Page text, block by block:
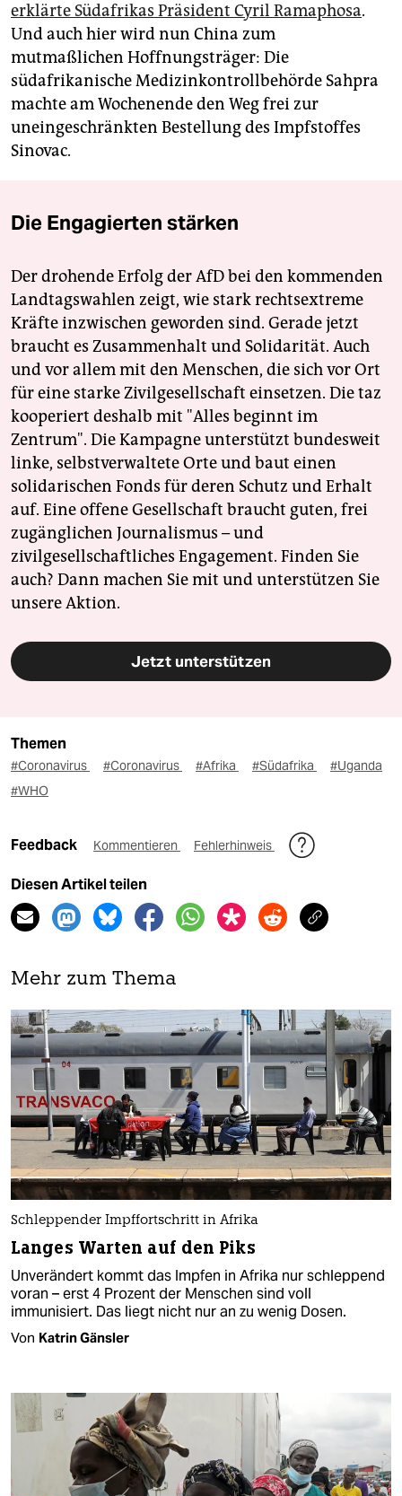
erklärte Südafrikas Präsident Cyril Ramaphosa.
Und auch hier wird nun China zum
mutmaßlichen Hoffnungsträger: Die
südafrikanische Medizinkontrollbehörde Sahpra
machte am Wochenende den Weg frei zur
uneingeschränkten Bestellung des Impfstoffes
Sinovac.
Die Engagierten stärken
Der drohende Erfolg der AfD bei den kommenden
Landtagswahlen zeigt, wie stark rechtsextreme
Kräfte inzwischen geworden sind. Gerade jetzt
braucht es Zusammenhalt und Solidarität. Auch
und vor allem mit den Menschen, die sich vor Ort
für eine starke Zivilgesellschaft einsetzen. Die taz
kooperiert deshalb mit "Alles beginnt im
Zentrum". Die Kampagne unterstützt bundesweit
linke, selbstverwaltete Orte und baut einen
solidarischen Fonds für deren Schutz und Erhalt
auf. Eine offene Gesellschaft braucht guten, frei
zugänglichen Journalismus – und
zivilgesellschaftliches Engagement. Finden Sie
auch? Dann machen Sie mit und unterstützen Sie
unsere Aktion.
Jetzt unterstützen
Themen
#Coronavirus #Coronavirus #Afrika #Südafrika
#Uganda
#WHO
Feedback Kommentieren Fehlerhinweis
Diesen Artikel teilen
Mehr zum Thema
Schleppender Impffortschritt in Afrika
Langes Warten auf den Piks
Unverändert kommt das Impfen in Afrika nur schleppend
voran – erst 4 Prozent der Menschen sind voll
immunisiert. Das liegt nicht nur an zu wenig Dosen.
Von Katrin Gänsler